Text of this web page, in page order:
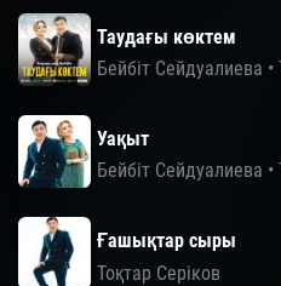
Таудағы көктем
Бейбіт Сейдуалиева •
Уақыт
Бейбіт Сейдуалиева •
Ғашықтар сыры
Тоқтар Серіков